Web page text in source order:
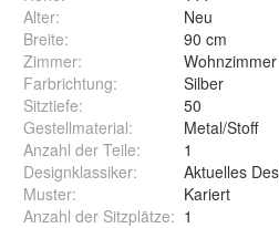
Alter:
Neu
Breite:
90 cm
Zimmer:
Wohnzimmer
Farbrichtung:
Silber
Sitztiefe:
50
Gestellmaterial:
Metal/Stoff
Anzahl der Teile:
1
Designklassiker:
Aktuelles
Muster:
Kariert
Anzahl der Sitzplätze: 1